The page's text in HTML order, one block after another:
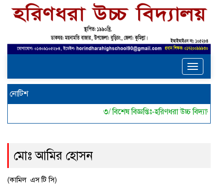
Toggle
নোটিশ
৩/ বিশেষ বিজ্ঞপ্তিঃ-হরিণধরা উচ্চ
মোঃ আমির হোসন
(কামিল এস টি সি)